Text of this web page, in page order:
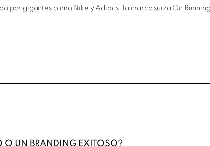
por gigantes como Nike y Adidas, la marca suiza On
O UN BRANDING EXITOSO?